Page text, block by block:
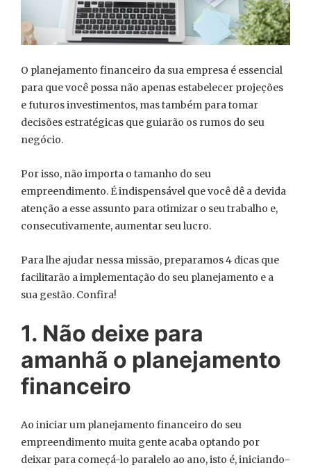
O planejamento financeiro da sua empresa é essencial
para que você possa não apenas estabelecer projeções
e futuros investimentos, mas também para tomar
decisões estratégicas que guiarão os rumos do seu
negócio.
Por isso, não importa o tamanho do seu
empreendimento. É indispensável que você dê a devida
atenção a esse assunto para otimizar o seu trabalho e,
consecutivamente, aumentar seu lucro.
Para lhe ajudar nessa missão, preparamos 4 dicas que
facilitarão a implementação do seu planejamento e a
sua gestão. Confira!
1. Não deixe para
amanhã o planejamento
financeiro
Ao iniciar um planejamento financeiro do seu
empreendimento muita gente acaba optando por
deixar para começá-lo paralelo ao ano, isto é, iniciando-